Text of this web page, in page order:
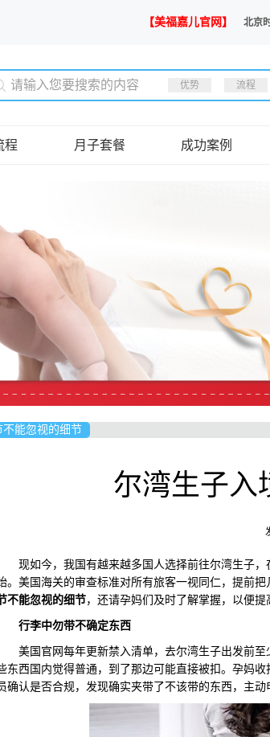
【美福嘉儿官网】 北京
优势 流程
程 月子套餐 成功案例
能忽视的细节
尔湾生子入
现如今，我国有越来越多国人选择前往尔湾生子，
。美国海关的审查标准对所有旅客一视同仁，提前
不能忽视的细节，还请孕妈们及时了解掌握，以便提
行李中勿带不确定东西
美国官网每年更新禁入清单，去尔湾生子出发前至
东西国内觉得普通，到了那边可能直接被扣。孕妈
确认是否合规，发现确实夹带了不该带的东西，主动